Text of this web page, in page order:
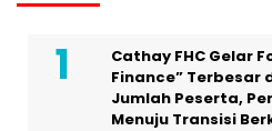
Cathay FHC Gelar
Finance” Terbesar
Jumlah Peserta,
Menuju Transisi